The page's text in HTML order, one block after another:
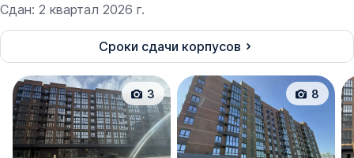
Сдан: 2 квартал 2026 г.
Сроки сдачи корпусов
3 8